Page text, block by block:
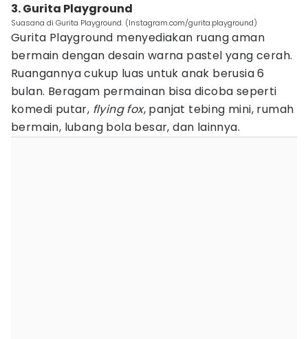
3. Gurita Playground
Suasana di Gurita Playground. (Instagram.com/gurita.playground)
Gurita Playground menyediakan ruang aman
bermain dengan desain warna pastel yang cerah.
Ruangannya cukup luas untuk anak berusia 6
bulan. Beragam permainan bisa dicoba seperti
komedi putar, flying fox, panjat tebing mini, rumah
bermain, lubang bola besar, dan lainnya.